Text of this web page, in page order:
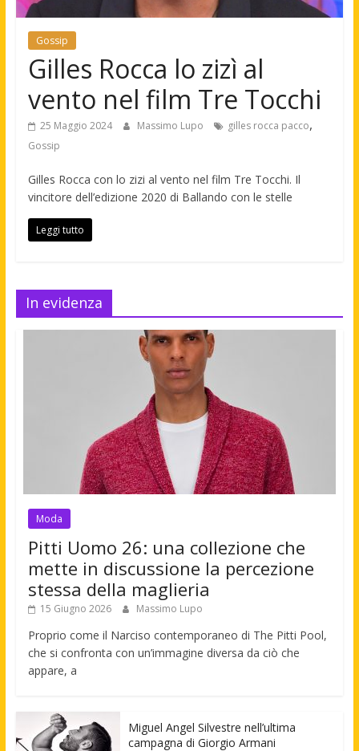
Gossip
Gilles Rocca lo zizì al
vento nel film Tre Tocchi
25 Maggio 2024 Massimo Lupo gilles rocca pacco,
Gossip
Gilles Rocca con lo zizi al vento nel film Tre Tocchi. Il
vincitore dell’edizione 2020 di Ballando con le stelle
Leggi tutto
In evidenza
Moda
Pitti Uomo 26: una collezione che
mette in discussione la percezione
stessa della maglieria
15 Giugno 2026 Massimo Lupo
Proprio come il Narciso contemporaneo di The Pitti Pool,
che si confronta con un’immagine diversa da ciò che
appare, a
Miguel Angel Silvestre nell’ultima
campagna di Giorgio Armani